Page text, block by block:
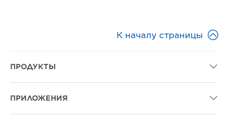
К началу страницы 
ПРОДУКТЫ 
ПРИЛОЖЕНИЯ 